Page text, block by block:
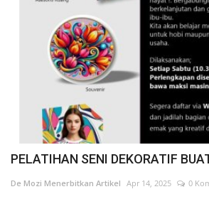
PELATIHAN SENI DEKORATIF
De Mozi Menerbitkan Artikel Apr 14, 2025 0